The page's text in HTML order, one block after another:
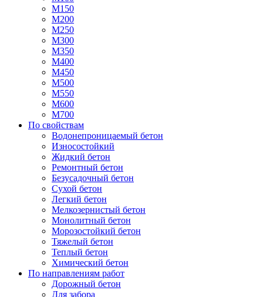
М150
М200
М250
М300
М350
М400
М450
М500
М550
М600
М700
По свойствам
Водонепроницаемый бетон
Износостойкий
Жидкий бетон
Ремонтный бетон
Безусадочный бетон
Сухой бетон
Легкий бетон
Мелкозернистый бетон
Монолитный бетон
Морозостойкий бетон
Тяжелый бетон
Теплый бетон
Химический бетон
По направлениям работ
Дорожный бетон
Для забора